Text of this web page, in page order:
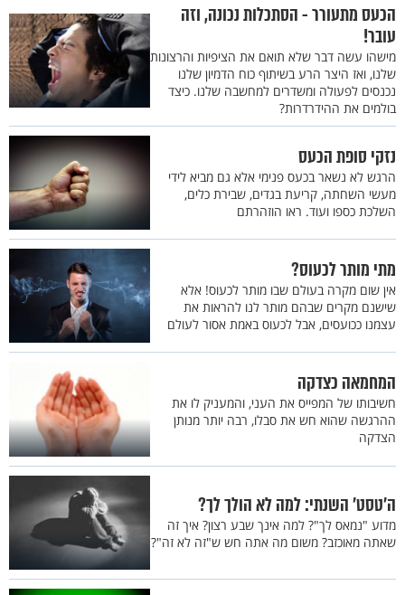
הכעס מתעורר - הסתכלות נכונה, וזה
עובר!
מישהו עשה דבר שלא תואם את הציפיות והרצונות
שלנו, ואז היצר הרע בשיתוף כוח הדמיון שלנו
נכנסים לפעולה ומשדרים למחשבה שלנו. כיצד
בולמים את ההידרדרות?
נזקי סופת הכעס
הרגש לא נשאר בכעס פנימי אלא גם מביא לידי
מעשי השחתה, קריעת בגדים, שבירת כלים,
השלכת כספו ועוד. ראו הוזהרתם
מתי מותר לכעוס?
אין שום מקרה בעולם שבו מותר לכעוס! אלא
שישנם מקרים שבהם מותר לנו להראות את
עצמנו ככועסים, אבל לכעוס באמת אסור לעולם
המחמאה כצדקה
חשיבותו של המפייס את העני, והמעניק לו את
ההרגשה שהוא חש את סבלו, רבה יותר מנותן
הצדקה
ה'טסט' השנתי: למה לא הולך לך?
מדוע "נמאס לך"? למה אינך שבע רצון? איך זה
שאתה מאוכזב? משום מה אתה חש ש"זה לא זה"?